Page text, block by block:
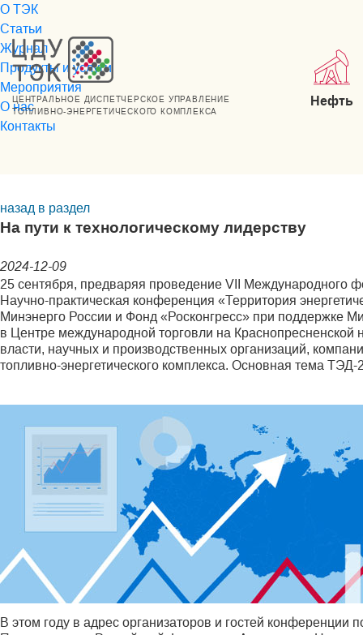
ЦЕНТРАЛЬНОЕ ДИСПЕТЧЕРСКОЕ УПРАВЛЕНИЕ
ТОПЛИВНО-ЭНЕРГЕТИЧЕСКОГО КОМПЛЕКСА
Нефть
О ТЭК
Статьи
Журнал
Продукты и услуги
Мероприятия
О нас
Контакты
назад в раздел
На пути к технологическому лидерству
2024-12-09
25 сентября, предваряя проведение VII Международного
Научно-практическая конференция «Территория
Минэнерго России и Фонд «Росконгресс» при поддержке
в Центре международной торговли на
власти, научных и производственных организаций,
топливно-энергетического комплекса. Основная тема
В этом году в адрес организаторов и гостей конференции